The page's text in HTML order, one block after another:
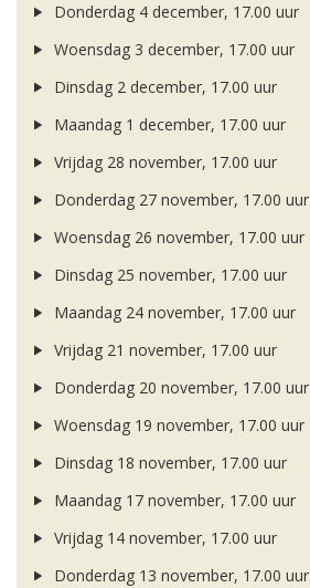
Donderdag 4 december, 17.00 uur
Woensdag 3 december, 17.00 uur
Dinsdag 2 december, 17.00 uur
Maandag 1 december, 17.00 uur
Vrijdag 28 november, 17.00 uur
Donderdag 27 november, 17.00 uur
Woensdag 26 november, 17.00 uur
Dinsdag 25 november, 17.00 uur
Maandag 24 november, 17.00 uur
Vrijdag 21 november, 17.00 uur
Donderdag 20 november, 17.00 uur
Woensdag 19 november, 17.00 uur
Dinsdag 18 november, 17.00 uur
Maandag 17 november, 17.00 uur
Vrijdag 14 november, 17.00 uur
Donderdag 13 november, 17.00 uur